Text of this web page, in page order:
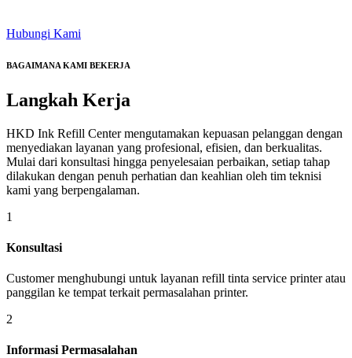
Hubungi Kami
BAGAIMANA KAMI BEKERJA
Langkah Kerja
HKD Ink Refill Center mengutamakan kepuasan pelanggan dengan
menyediakan layanan yang profesional, efisien, dan berkualitas.
Mulai dari konsultasi hingga penyelesaian perbaikan, setiap tahap
dilakukan dengan penuh perhatian dan keahlian oleh tim teknisi
kami yang berpengalaman.
1
Konsultasi
Customer menghubungi untuk layanan refill tinta service printer atau
panggilan ke tempat terkait permasalahan printer.
2
Informasi Permasalahan